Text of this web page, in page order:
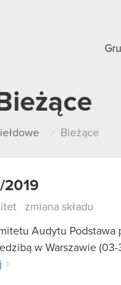
Bieżące
Bieżące
2019
zmiana składu
Audytu
w Warszawie